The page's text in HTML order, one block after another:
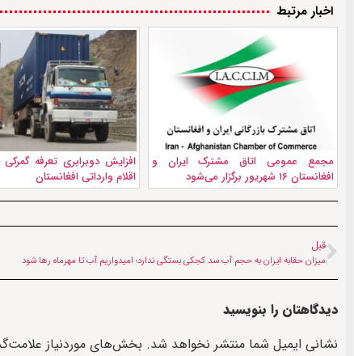
اخبار مرتبط
مجمع عمومی اتاق مشترک ایران و
افغانستان ۱۶ شهریور برگزار می‌شود
افزایش دوبرابری تعرفه
اقلام وارداتی افغانستان
قبل
میزان حقابه ایران به حجم آب سد کجکی بستگی ندارد؛ امیدواریم آب تا مهرماه رها شود
دیدگاهتان را بنویسید
نشانی ایمیل شما منتشر نخواهد شد. بخش‌های موردنیاز